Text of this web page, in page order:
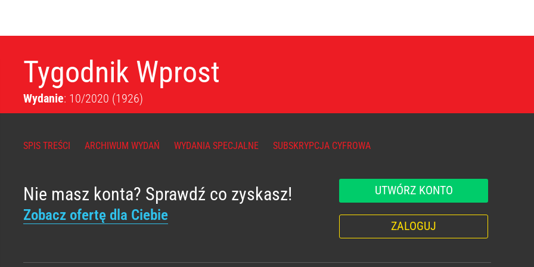
Tygodnik Wprost
Wydanie: 10/2020 (1926)
SPIS TREŚCI ARCHIWUM WYDAŃ WYDANIA SPECJALNE SUBSKRYPCJA CYFROWA
Nie masz konta? Sprawdź co zyskasz!
Zobacz ofertę dla Ciebie
UTWÓRZ KONTO
ZALOGUJ